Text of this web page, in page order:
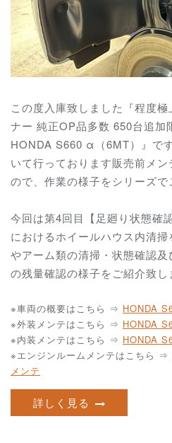
この度入庫致しました『程度
ナー 純正OP品多数 650台追加
HONDA S660 α（6MT）』で
いて行っております販売前メ
ので、作業の様子をシリーズで
今回は第4回目【足廻り状態確
におけるホイールハウス内清
やアーム類の清掃・状態確認
の残量確認の様子をご紹介致し
※車両の概要はこちら ⇒ HONDA
※外装メンテはこちら ⇒ HONDA
※内装メンテはこちら ⇒ HONDA
※エンジンルームメンテはこちら ⇒
メンテ
詳しく見る